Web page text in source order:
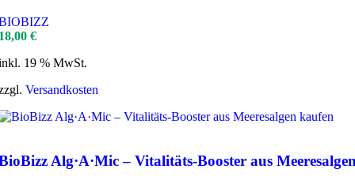
€
19 % MwSt.
Versandkosten
Alg·A·Mic – Vitalitäts-Booster aus